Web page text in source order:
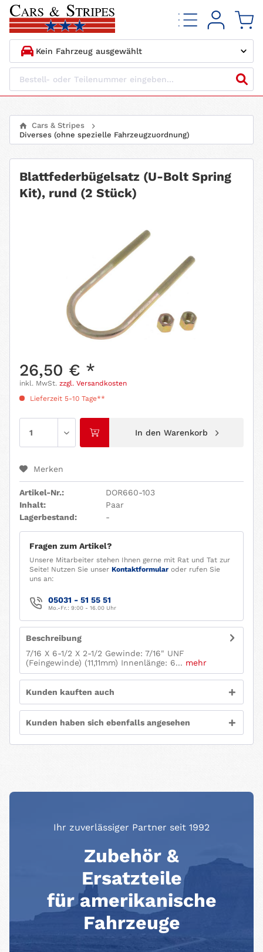
1. HERSTELLER
3. BAUJAHR
4. MOTORTYP
Cars & Stripes
Diverses (ohne spezielle Fahrzeugzuordnung)
Blattfederbügelsatz (U-Bolt Spring
Kit), rund (2 Stück)
26,50 € *
inkl. MwSt. zzgl. Versandkosten
Lieferzeit 5-10 Tage**
In den Warenkorb
Merken
Artikel-Nr.:
DOR660-103
Inhalt:
Paar
Lagerbestand:
-
Fragen zum Artikel?
Unsere Mitarbeiter stehen Ihnen gerne mit Rat und Tat zur
Seite! Nutzen Sie unser Kontaktformular oder rufen Sie
uns an:
05031 - 51 55 51
Mo.-Fr.: 9:00 - 16.00 Uhr
Beschreibung
7/16 X 6-1/2 X 2-1/2 Gewinde: 7/16" UNF
(Feingewinde) (11,11mm) Innenlänge: 6... mehr
Kunden kauften auch
Kunden haben sich ebenfalls angesehen
Ihr zuverlässiger Partner seit 1992
Zubehör &
Ersatzteile
für amerikanische
Fahrzeuge